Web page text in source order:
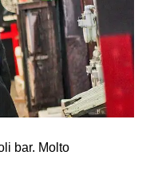
bar. Molto